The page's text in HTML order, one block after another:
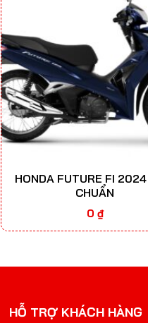
HONDA FUTURE FI
CHUẨN
0 ₫
HỖ TRỢ KHÁCH HÀNG